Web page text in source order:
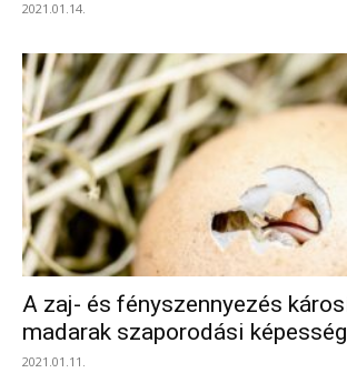
2021.01.14.
A zaj- és fényszennyezés
madarak szaporodási
2021.01.11.